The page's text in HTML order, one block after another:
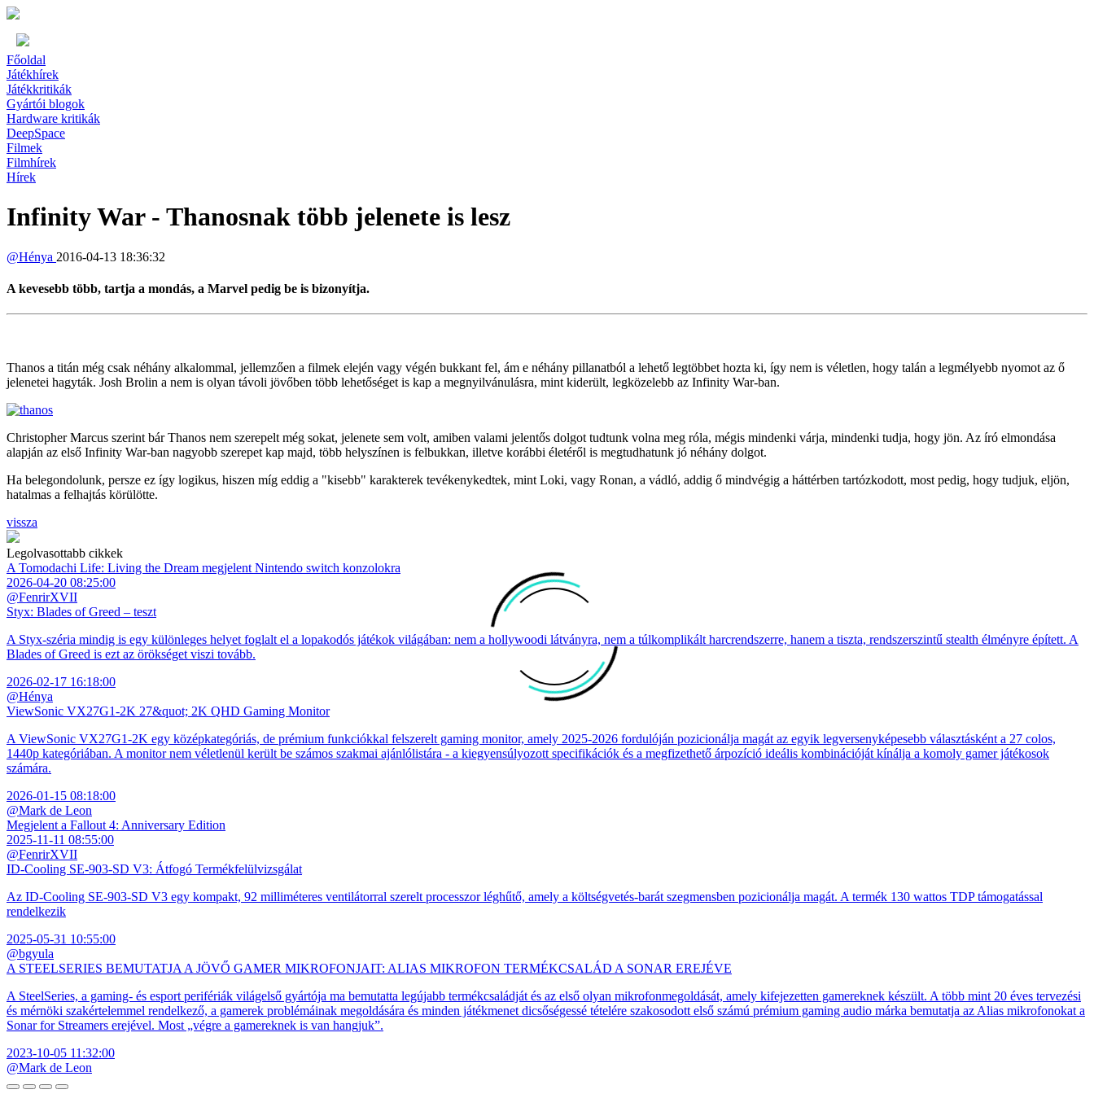
Főoldal
Játékhírek
Játékkritikák
Gyártói blogok
Hardware kritikák
DeepSpace
Filmek
Filmhírek
Hírek
Infinity War - Thanosnak több jelenete is lesz
@Hénya 2016-04-13 18:36:32
A kevesebb több, tartja a mondás, a Marvel pedig be is bizonyítja.
Thanos a titán még csak néhány alkalommal, jellemzően a filmek elején vagy végén bukkant fel, ám e néhány pillanatból a lehető legtöbbet hozta ki, így nem is véletlen, hogy talán a legmélyebb nyomot az ő
jelenetei hagyták. Josh Brolin a nem is olyan távoli jövőben több lehetőséget is kap a megnyilvánulásra, mint kiderült, legközelebb az Infinity War-ban.
Christopher Marcus szerint bár Thanos nem szerepelt még sokat, jelenete sem volt, amiben valami jelentős dolgot tudtunk volna meg róla, mégis mindenki várja, mindenki tudja, hogy jön. Az író elmondása
alapján az első Infinity War-ban nagyobb szerepet kap majd, több helyszínen is felbukkan, illetve korábbi életéről is megtudhatunk jó néhány dolgot.
Ha belegondolunk, persze ez így logikus, hiszen míg eddig a "kisebb" karakterek tevékenykedtek, mint Loki, vagy Ronan, a vádló, addig ő mindvégig a háttérben tartózkodott, most pedig, hogy tudjuk, eljön,
hatalmas a felhajtás körülötte.
vissza
Legolvasottabb cikkek
A Tomodachi Life: Living the Dream megjelent Nintendo switch konzolokra
2026-04-20 08:25:00
@FenrirXVII
Styx: Blades of Greed – teszt
A Styx-széria mindig is egy különleges helyet foglalt el a lopakodós játékok világában: nem a hollywoodi látványra, nem a túlkomplikált harcrendszerre, hanem a tiszta, rendszerszintű stealth élményre épített. A
Blades of Greed is ezt az örökséget viszi tovább.
2026-02-17 16:18:00
@Hénya
ViewSonic VX27G1-2K 27&quot; 2K QHD Gaming Monitor
A ViewSonic VX27G1-2K egy középkategóriás, de prémium funkciókkal felszerelt gaming monitor, amely 2025-2026 fordulóján pozicionálja magát az egyik legversenyképesebb választásként a 27 colos,
1440p kategóriában. A monitor nem véletlenül került be számos szakmai ajánlólistára - a kiegyensúlyozott specifikációk és a megfizethető árpozíció ideális kombinációját kínálja a komoly gamer játékosok
számára.
2026-01-15 08:18:00
@Mark de Leon
Megjelent a Fallout 4: Anniversary Edition
2025-11-11 08:55:00
@FenrirXVII
ID-Cooling SE-903-SD V3: Átfogó Termékfelülvizsgálat
Az ID-Cooling SE-903-SD V3 egy kompakt, 92 milliméteres ventilátorral szerelt processzor léghűtő, amely a költségvetés-barát szegmensben pozicionálja magát. A termék 130 wattos TDP támogatással
rendelkezik
2025-05-31 10:55:00
@bgyula
A STEELSERIES BEMUTATJA A JÖVŐ GAMER MIKROFONJAIT: ALIAS MIKROFON TERMÉKCSALÁD A SONAR EREJÉVE
A SteelSeries, a gaming- és esport perifériák világelső gyártója ma bemutatta legújabb termékcsaládját és az első olyan mikrofonmegoldását, amely kifejezetten gamereknek készült. A több mint 20 éves tervezési
és mérnöki szakértelemmel rendelkező, a gamerek problémáinak megoldására és minden játékmenet dicsőségessé tételére szakosodott első számú prémium gaming audio márka bemutatja az Alias mikrofonokat a
Sonar for Streamers erejével. Most „végre a gamereknek is van hangjuk”.
2023-10-05 11:32:00
@Mark de Leon